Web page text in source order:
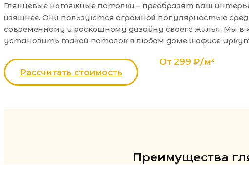
Глянцевые натяжные потолки – преобразят ваш
изящнее. Они пользуются огромной популярностью
современному и роскошному дизайну своего жилья. Мы
установить такой потолок в любом доме и офисе
От 299 ₽/м²
Рассчитать стоимость
Преимущества